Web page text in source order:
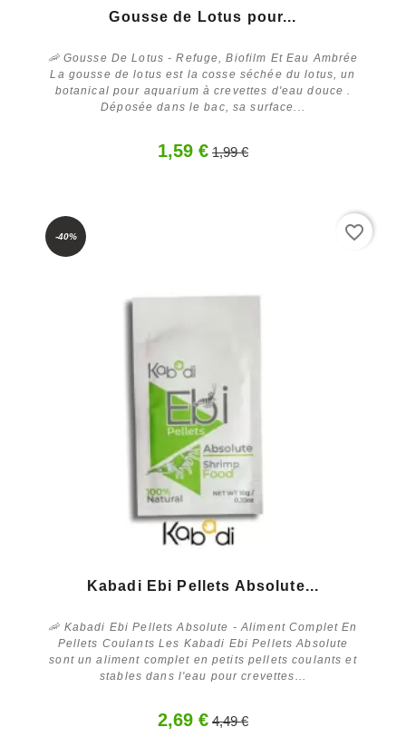
Acheter
Gousse de Lotus pour...
🦐 Gousse De Lotus - Refuge, Biofilm Et Eau Ambrée
La gousse de lotus est la cosse séchée du lotus, un
botanical pour aquarium à crevettes d'eau douce .
Déposée dans le bac, sa surface...
1,59 € 1,99 €
Acheter
-40%
Kabadi Ebi Pellets Absolute...
🦐 Kabadi Ebi Pellets Absolute - Aliment Complet En
Pellets Coulants Les Kabadi Ebi Pellets Absolute
sont un aliment complet en petits pellets coulants et
stables dans l'eau pour crevettes...
2,69 € 4,49 €
favorite_border